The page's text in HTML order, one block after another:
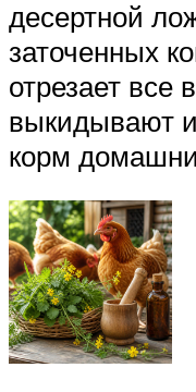
десертной
заточенных
отрезает все
выкидывают
корм